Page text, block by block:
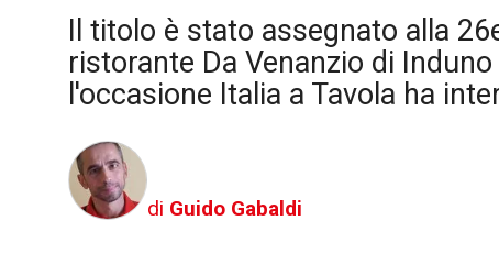
Il titolo è stato assegnato alla
ristorante Da Venanzio di
l'occasione Italia a Tavola ha
di Guido Gabaldi